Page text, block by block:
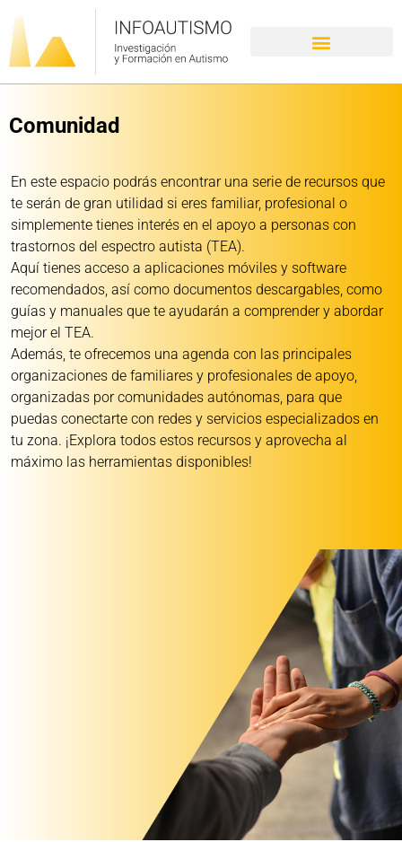
Comunidad
En este espacio podrás encontrar una serie de recursos que
te serán de gran utilidad si eres familiar, profesional o
simplemente tienes interés en el apoyo a personas con
trastornos del espectro autista (TEA).
Aquí tienes acceso a aplicaciones móviles y software
recomendados, así como documentos descargables, como
guías y manuales que te ayudarán a comprender y abordar
mejor el TEA.
Además, te ofrecemos una agenda con las principales
organizaciones de familiares y profesionales de apoyo,
organizadas por comunidades autónomas, para que
puedas conectarte con redes y servicios especializados en
tu zona. ¡Explora todos estos recursos y aprovecha al
máximo las herramientas disponibles!